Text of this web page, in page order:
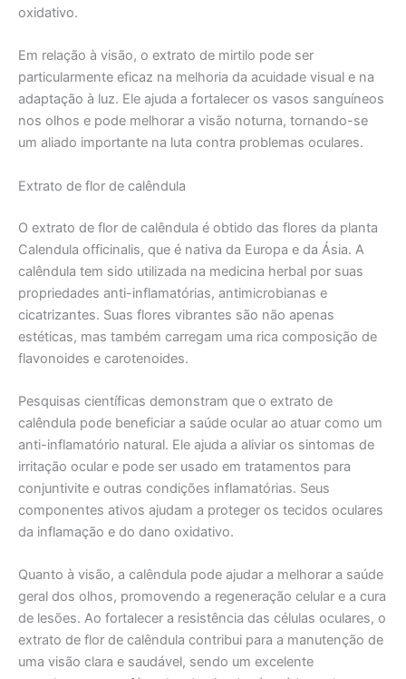
oxidativo.
Em relação à visão, o extrato de mirtilo pode ser
particularmente eficaz na melhoria da acuidade visual e na
adaptação à luz. Ele ajuda a fortalecer os vasos sanguíneos
nos olhos e pode melhorar a visão noturna, tornando-se
um aliado importante na luta contra problemas oculares.
Extrato de flor de calêndula
O extrato de flor de calêndula é obtido das flores da planta
Calendula officinalis, que é nativa da Europa e da Ásia. A
calêndula tem sido utilizada na medicina herbal por suas
propriedades anti-inflamatórias, antimicrobianas e
cicatrizantes. Suas flores vibrantes são não apenas
estéticas, mas também carregam uma rica composição de
flavonoides e carotenoides.
Pesquisas científicas demonstram que o extrato de
calêndula pode beneficiar a saúde ocular ao atuar como um
anti-inflamatório natural. Ele ajuda a aliviar os sintomas de
irritação ocular e pode ser usado em tratamentos para
conjuntivite e outras condições inflamatórias. Seus
componentes ativos ajudam a proteger os tecidos oculares
da inflamação e do dano oxidativo.
Quanto à visão, a calêndula pode ajudar a melhorar a saúde
geral dos olhos, promovendo a regeneração celular e a cura
de lesões. Ao fortalecer a resistência das células oculares, o
extrato de flor de calêndula contribui para a manutenção de
uma visão clara e saudável, sendo um excelente